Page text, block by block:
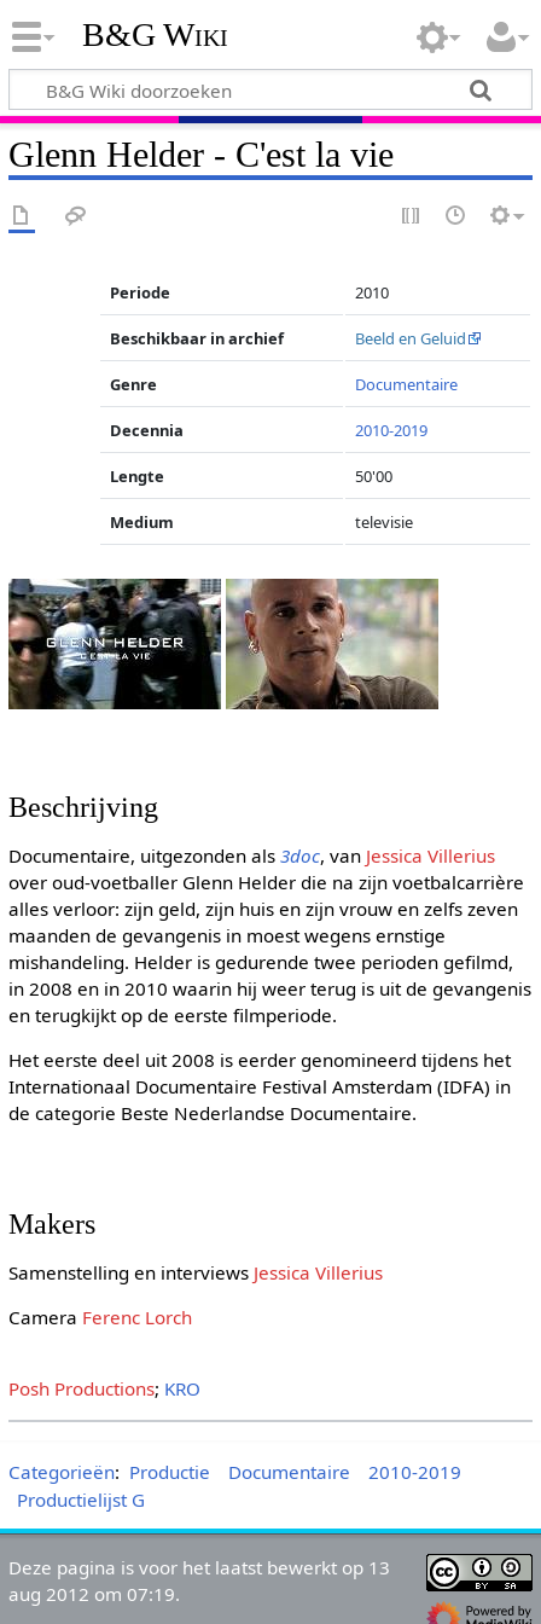
B&G Wiki
Glenn Helder - C'est la vie
Periode 2010
Beschikbaar in archief Beeld en Geluid
Genre Documentaire
Decennia 2010-2019
Lengte 50'00
Medium televisie
Beschrijving
Documentaire, uitgezonden als 3doc, van Jessica Villerius
over oud-voetballer Glenn Helder die na zijn voetbalcarrière
alles verloor: zijn geld, zijn huis en zijn vrouw en zelfs zeven
maanden de gevangenis in moest wegens ernstige
mishandeling. Helder is gedurende twee perioden gefilmd,
in 2008 en in 2010 waarin hij weer terug is uit de gevangenis
en terugkijkt op de eerste filmperiode.
Het eerste deel uit 2008 is eerder genomineerd tijdens het
Internationaal Documentaire Festival Amsterdam (IDFA) in
de categorie Beste Nederlandse Documentaire.
Makers
Samenstelling en interviews Jessica Villerius
Camera Ferenc Lorch
Posh Productions; KRO
Categorieën: Productie Documentaire
2010-2019
Productielijst G
Deze pagina is voor het laatst bewerkt op 13
aug 2012 om 07:19.